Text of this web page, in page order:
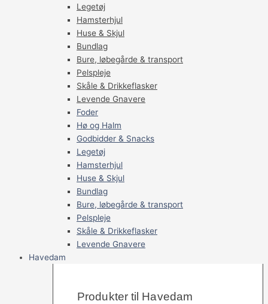
Legetøj
Hamsterhjul
Huse & Skjul
Bundlag
Bure, løbegårde & transport
Pelspleje
Skåle & Drikkeflasker
Levende Gnavere
Foder
Hø og Halm
Godbidder & Snacks
Legetøj
Hamsterhjul
Huse & Skjul
Bundlag
Bure, løbegårde & transport
Pelspleje
Skåle & Drikkeflasker
Levende Gnavere
Havedam
Produkter til Havedam